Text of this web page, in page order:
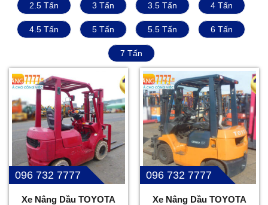
2.5 Tấn 3 Tấn 3.5 Tấn 4 Tấn
4.5 Tấn 5 Tấn 5.5 Tấn 6 Tấn
7 Tấn
096 732 7777
Xe Nâng Dầu TOYOTA
096 732 7777
Xe Nâng Dầu TOYOTA